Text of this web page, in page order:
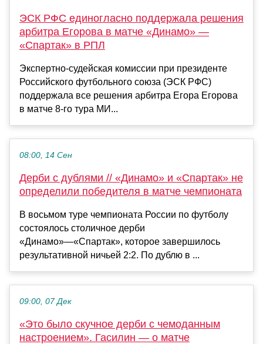
ЭСК РФС единогласно поддержала решения
арбитра Егорова в матче «Динамо» —
«Спартак» в РПЛ
Экспертно‑судейская комиссии при президенте
Российского футбольного союза (ЭСК РФС)
поддержала все решения арбитра Егора Егорова
в матче 8‑го тура МИ...
08:00, 14 Сен
Дерби с дублями // «Динамо» и «Спартак» не
определили победителя в матче чемпионата
В восьмом туре чемпионата России по футболу
состоялось столичное дерби
«Динамо»—«Спартак», которое завершилось
результативной ничьей 2:2. По дублю в ...
09:00, 07 Дек
«Это было скучное дерби с чемоданным
настроением». Гасилин — о матче